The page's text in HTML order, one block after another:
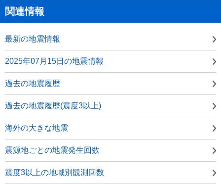
関連情報
最新の地震情報
2025年07月15日の地震情報
過去の地震履歴
過去の地震履歴(震度3以上)
海外の大きな地震
震源地ごとの地震発生回数
震度3以上の地域別観測回数